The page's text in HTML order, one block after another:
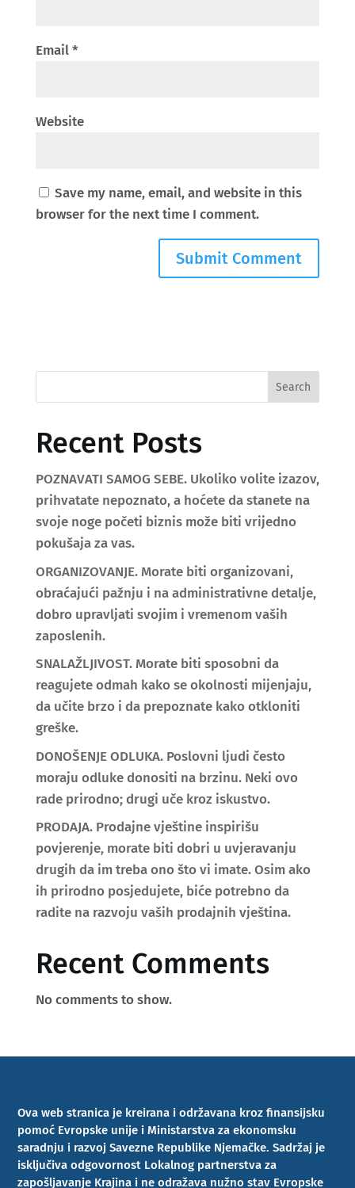
Email*
Website
Save my name, email, and website in this
browser for the next time I comment.
Search
Recent Posts
POZNAVATI SAMOG SEBE. Ukoliko volite izazov,
prihvatate nepoznato, a hoćete da stanete na
svoje noge početi biznis može biti vrijedno
pokušaja za vas.
ORGANIZOVANJE. Morate biti organizovani,
obraćajući pažnju i na administrativne detalje,
dobro upravljati svojim i vremenom vaših
zaposlenih.
SNALAŽLJIVOST. Morate biti sposobni da
reagujete odmah kako se okolnosti mijenjaju,
da učite brzo i da prepoznate kako otkloniti
greške.
DONOŠENJE ODLUKA. Poslovni ljudi često
moraju odluke donositi na brzinu. Neki ovo
rade prirodno; drugi uče kroz iskustvo.
PRODAJA. Prodajne vještine inspirišu
povjerenje, morate biti dobri u uvjeravanju
drugih da im treba ono što vi imate. Osim ako
ih prirodno posjedujete, biće potrebno da
radite na razvoju vaših prodajnih vještina.
Recent Comments
No comments to show.
Ova web stranica je kreirana i održavana kroz finansijsku
pomoć Evropske unije i Ministarstva za ekonomsku
saradnju i razvoj Savezne Republike Njemačke. Sadržaj je
isključiva odgovornost Lokalnog partnerstva za
zapošljavanje Krajina i ne odražava nužno stav Evropske